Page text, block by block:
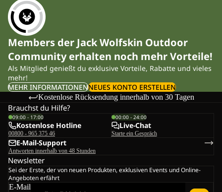
Members der Jack Wolfskin Outdoor
Community erhalten noch mehr Vorteile!
Als Mitglied genießt du exklusive Vorteile, Rabatte und vieles
mehr!
MEHR INFORMATIONENNEUES KONTO ERSTELLEN
Kostenlose Rücksendung innerhalb von 30 Tagen
Brauchst du Hilfe?
09:00 - 17:00
Kostenlose Hotline
00800 - 965 375 46
00:00 - 24:00
Live-Chat
Starte ein Gespräch
E-Mail-Support
Antworten innerhalb von 48 Stunden
Newsletter
Sei der Erste, der von neuen Produkten, exklusiven Events und Online-
Angeboten erfährt
E-Mail